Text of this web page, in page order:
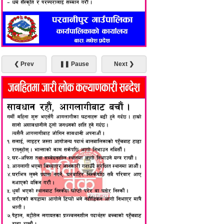
❮ Prev ❚❚ Pause Next ❯